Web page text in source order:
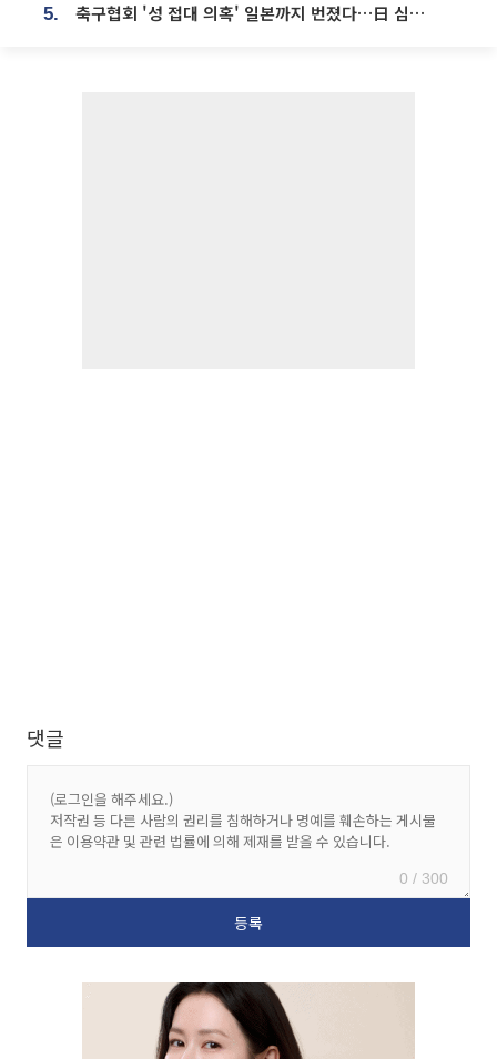
5. 축구협회 '성 접대 의혹' 일본까지 번졌다…日 심판 실명 공개
댓글
0 / 300